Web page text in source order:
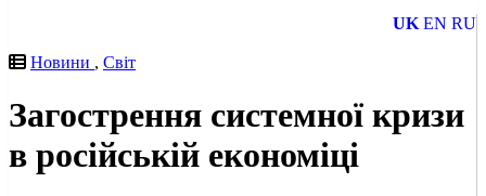
UK EN RU
Новини , Світ
Загострення системної кризи
в російській економіці